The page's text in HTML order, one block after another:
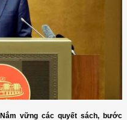
vững các quyết sách, bước